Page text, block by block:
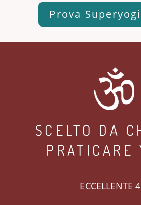
Prova
SCELTO DA
PRATICARE
ECCELLENTE